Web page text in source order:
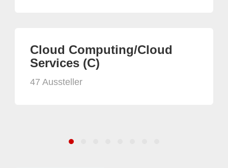
Cloud Computing/Cloud
Services (C)
47 Aussteller